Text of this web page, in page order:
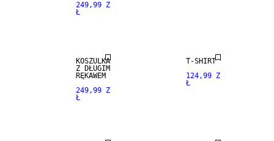
249,99 Z
Ł
NEW
KOSZULKA
Z DŁUGIM
RĘKAWEM
249,99 Z
Ł
T-SHIRT
124,99 Z
Ł
NEW